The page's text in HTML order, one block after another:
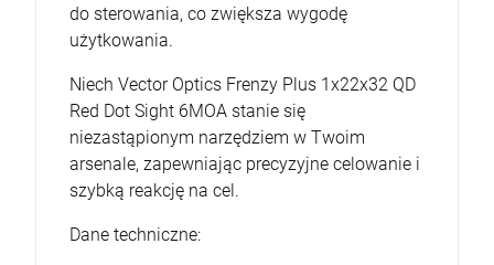
do sterowania, co zwiększa wygodę
użytkowania.
Niech Vector Optics Frenzy Plus 1x22x32 QD
Red Dot Sight 6MOA stanie się
niezastąpionym narzędziem w Twoim
arsenale, zapewniając precyzyjne celowanie i
szybką reakcję na cel.
Dane techniczne: